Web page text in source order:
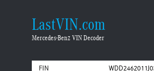
LastVIN.com
Mercedes-Benz VIN Decoder
FIN